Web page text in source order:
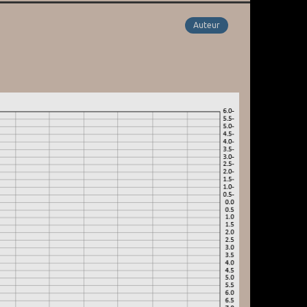
Auteur